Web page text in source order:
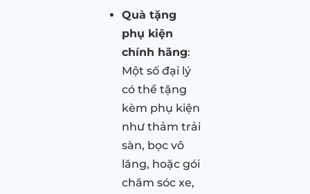
Quà tặng
phụ kiện
chính hãng:
Một số đại lý
có thể tặng
kèm phụ kiện
như thảm trải
sàn, bọc vô
lăng, hoặc gói
chăm sóc xe,